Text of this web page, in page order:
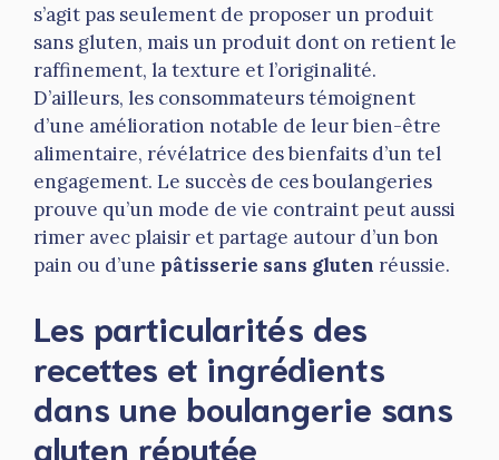
s’agit pas seulement de proposer un produit
sans gluten, mais un produit dont on retient le
raffinement, la texture et l’originalité.
D’ailleurs, les consommateurs témoignent
d’une amélioration notable de leur bien-être
alimentaire, révélatrice des bienfaits d’un tel
engagement. Le succès de ces boulangeries
prouve qu’un mode de vie contraint peut aussi
rimer avec plaisir et partage autour d’un bon
pain ou d’une pâtisserie sans gluten réussie.
Les particularités des
recettes et ingrédients
dans une boulangerie sans
gluten réputée